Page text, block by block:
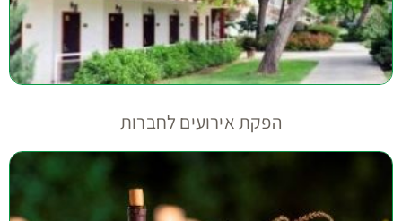
הפקת אירועים לחברות